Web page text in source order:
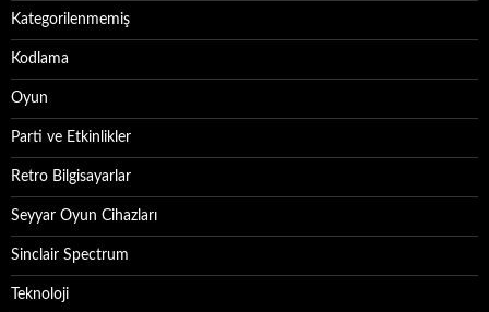
Kategorilenmemiş
Kodlama
Oyun
Parti ve Etkinlikler
Retro Bilgisayarlar
Seyyar Oyun Cihazları
Sinclair Spectrum
Teknoloji